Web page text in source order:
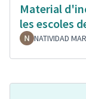
Material
les escoles
NATIVIDAD